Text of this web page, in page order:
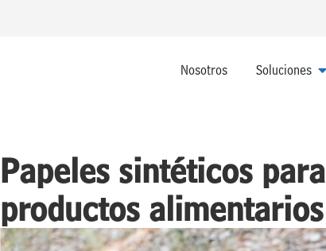
Nosotros Soluciones
Papeles sintéticos
productos